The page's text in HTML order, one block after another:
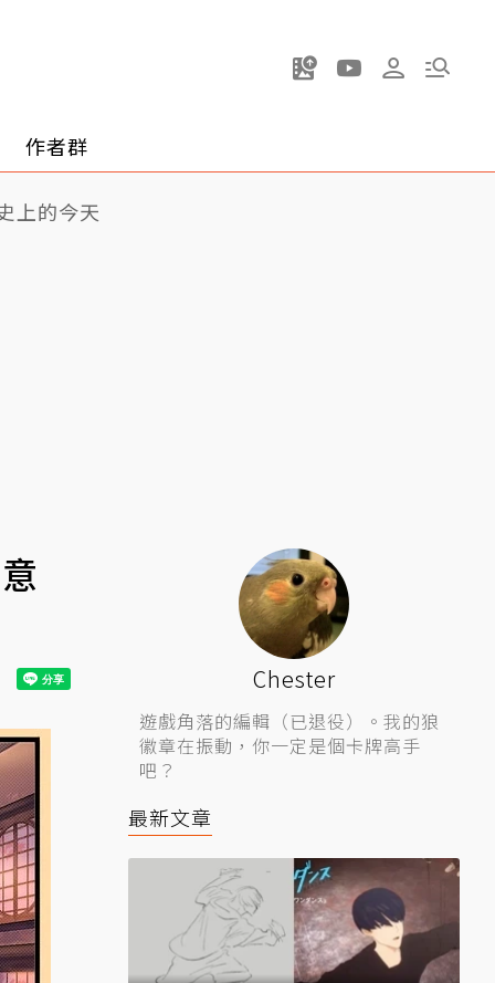
作者群
上的今天
Chester
遊戲角落的編輯（已退役）。我的狼
徽章在振動，你一定是個卡牌高手
吧？
最新文章